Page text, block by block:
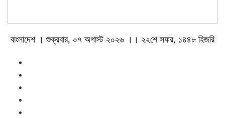
বাংলাদেশ । শুক্রবার, ০৭ অগাস্ট ২০২৬ ।। ২২শে সফর, ১৪৪৮ হিজরি